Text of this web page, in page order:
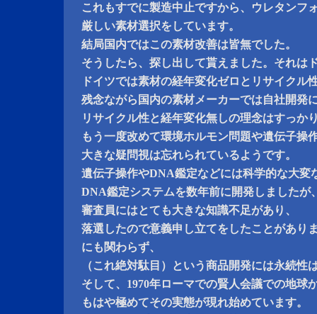
これもすでに製造中止ですから、ウレタンフ
厳しい素材選択をしています。
結局国内ではこの素材改善は皆無でした。
そうしたら、探し出して貰えました。それは
ドイツでは素材の経年変化ゼロとリサイクル
残念ながら国内の素材メーカーでは自社開発
リサイクル性と経年変化無しの理念はすっか
もう一度改めて環境ホルモン問題や遺伝子操
大きな疑問視は忘れられているようです。
遺伝子操作やDNA鑑定などには科学的な大変
DNA鑑定システムを数年前に開発しましたが
審査員にはとても大きな知識不足があり、
落選したので意義申し立てをしたことがあり
にも関わらず、
（これ絶対駄目）という商品開発には永続性
そして、1970年ローマでの賢人会議での地球
もはや極めてその実態が現れ始めています。